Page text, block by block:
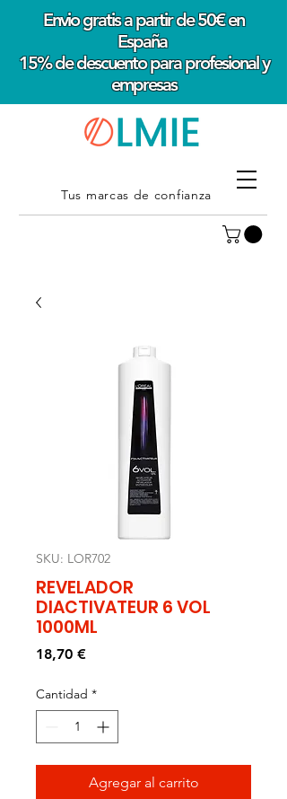
Envio gratis a partir de 50€ en
España
15% de descuento para profesional y
empresas
Tus marcas de confianza
SKU: LOR702
REVELADOR
DIACTIVATEUR 6 VOL
1000ML
18,70 €Precio
Cantidad *
Agregar al carrito